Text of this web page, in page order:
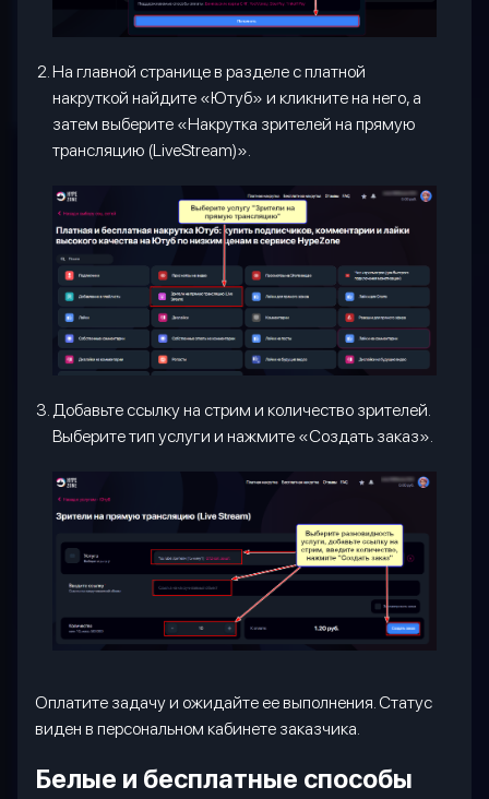
На главной странице в разделе с платной
накруткой найдите «Ютуб» и кликните на него, а
затем выберите «Накрутка зрителей на прямую
трансляцию (LiveStream)».
Добавьте ссылку на стрим и количество зрителей.
Выберите тип услуги и нажмите «Создать заказ».
Оплатите задачу и ожидайте ее выполнения. Статус
виден в персональном кабинете заказчика.
Белые и бесплатные способы